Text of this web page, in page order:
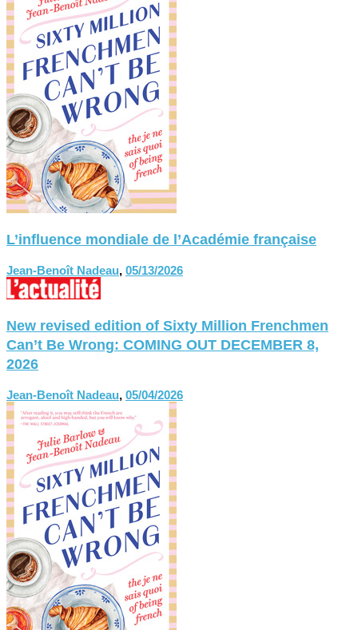
L’influence mondiale de l’Académie française
Jean-Benoît Nadeau, 05/13/2026
New revised edition of Sixty Million Frenchmen
Can’t Be Wrong: COMING OUT DECEMBER 8,
2026
Jean-Benoît Nadeau, 05/04/2026